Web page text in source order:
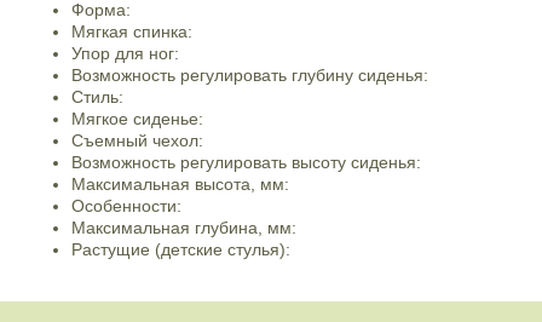
Форма:
Мягкая спинка:
Упор для ног:
Возможность регулировать глубину сиденья:
Стиль:
Мягкое сиденье:
Съемный чехол:
Возможность регулировать высоту сиденья:
Максимальная высота, мм:
Особенности:
Максимальная глубина, мм:
Растущие (детские стулья):